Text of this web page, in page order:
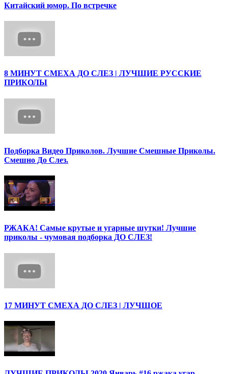
Китайский юмор. По встречке
8 МИНУТ СМЕХА ДО СЛЕЗ | ЛУЧШИЕ РУССКИЕ
ПРИКОЛЫ
Подборка Видео Приколов. Лучшие Смешные Приколы.
Смешно До Слез.
РЖАКА! Самые крутые и угарные шутки! Лучшие
приколы - чумовая подборка ДО СЛЕЗ!
17 МИНУТ СМЕХА ДО СЛЕЗ | ЛУЧШОЕ